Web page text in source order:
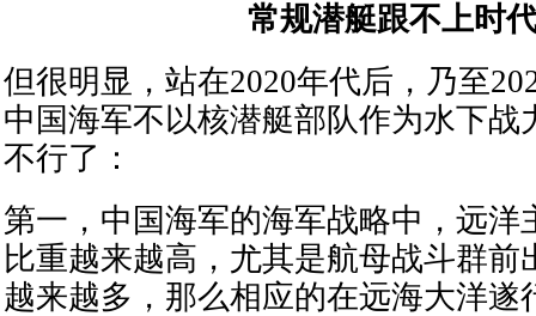
常规潜艇跟不上时
但很明显，站在2020年代后，乃至
中国海军不以核潜艇部队作为水下战
不行了：
第一，中国海军的海军战略中，远洋
比重越来越高，尤其是航母战斗群前
越来越多，那么相应的在远海大洋遂